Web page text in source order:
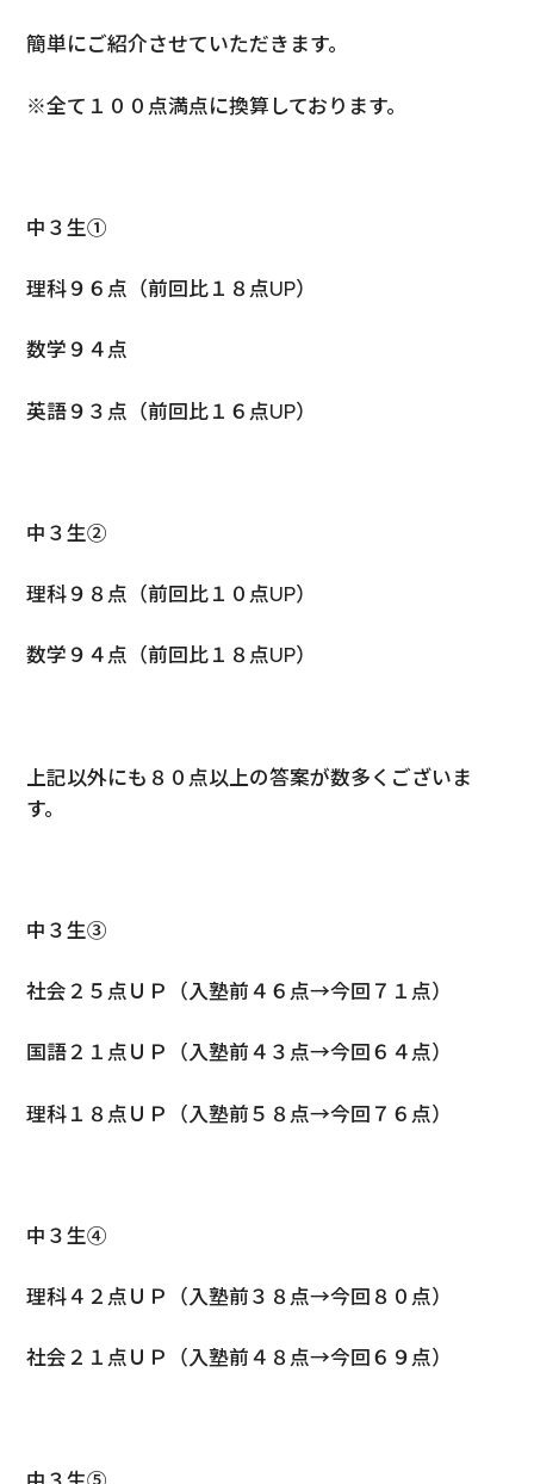
簡単にご紹介させていただきます。
※全て１００点満点に換算しております。
中３生①
理科９６点（前回比１８点UP）
数学９４点
英語９３点（前回比１６点UP）
中３生②
理科９８点（前回比１０点UP）
数学９４点（前回比１８点UP）
上記以外にも８０点以上の答案が数多くございま
す。
中３生③
社会２５点ＵＰ（入塾前４６点→今回７１点）
国語２１点ＵＰ（入塾前４３点→今回６４点）
理科１８点ＵＰ（入塾前５８点→今回７６点）
中３生④
理科４２点ＵＰ（入塾前３８点→今回８０点）
社会２１点ＵＰ（入塾前４８点→今回６９点）